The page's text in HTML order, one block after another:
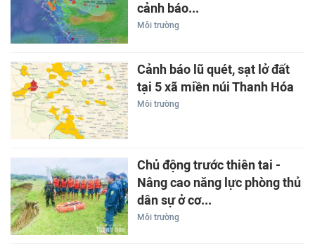
cảnh báo...
Môi trường
Cảnh báo lũ quét, sạt lở đất
tại 5 xã miền núi Thanh Hóa
Môi trường
Chủ động trước thiên tai -
Nâng cao năng lực phòng thủ
dân sự ở cơ...
Môi trường